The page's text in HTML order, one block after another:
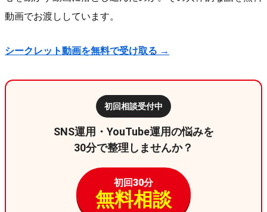
動画でお渡ししています。
シークレット動画を無料で受け取る →
初回相談受付中
SNS運用・YouTube運用の悩みを
30分で整理しませんか？
初回30分
無料相談